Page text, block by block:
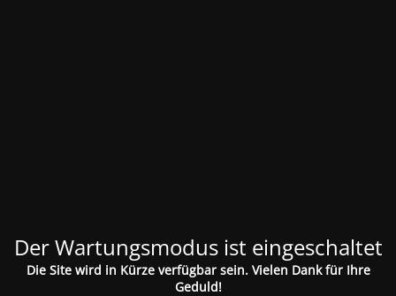
Der Wartungsmodus ist eingeschaltet
Die Site wird in Kürze verfügbar sein. Vielen Dank für Ihre
Geduld!